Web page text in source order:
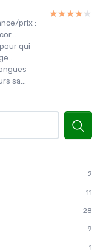
prix :
qui
sa...
★★★★★
★★★★★
2
11
28
9
1